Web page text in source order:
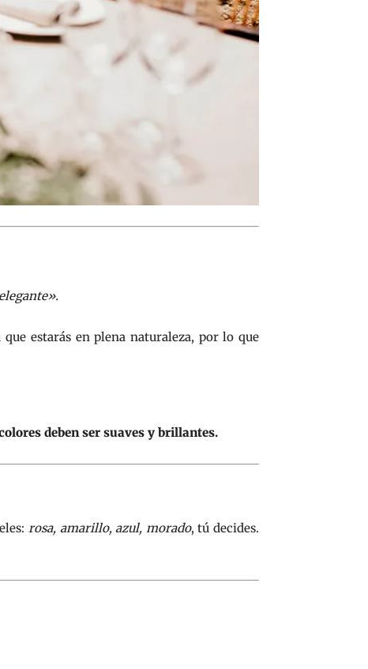
que estarás en plena naturaleza, por lo que
deben ser suaves y brillantes.
rosa, amarillo, azul, morado, tú decides.